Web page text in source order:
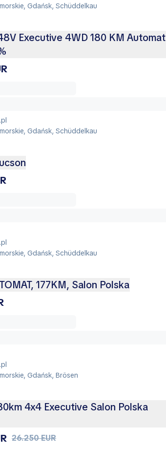
Gdańsk, Schüddelkau
Executive 4WD 180 KM Automat
Gdańsk, Schüddelkau
Gdańsk, Schüddelkau
177KM, Salon Polska
Gdańsk, Brösen
4x4 Executive Salon Polska
26.250 EUR